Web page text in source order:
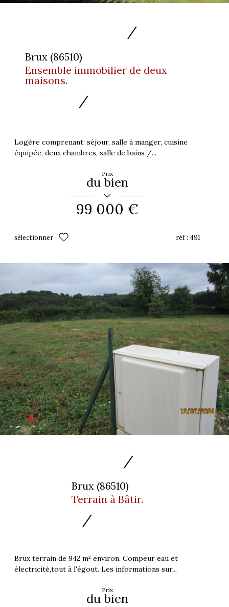
Brux (86510)
Ensemble immobilier de deux
maisons.
Logère comprenant: séjour, salle à manger, cuisine
équipée, deux chambres, salle de bains /...
Prix
du bien
99 000 €
sélectionner réf : 491
Brux (86510)
Terrain à Bâtir.
Brux terrain de 942 m² environ. Compeur eau et
électricité,tout à l'égout. Les informations sur...
Prix
du bien